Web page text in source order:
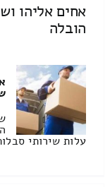
אחים אליהו
הובלה
עלות שירותי